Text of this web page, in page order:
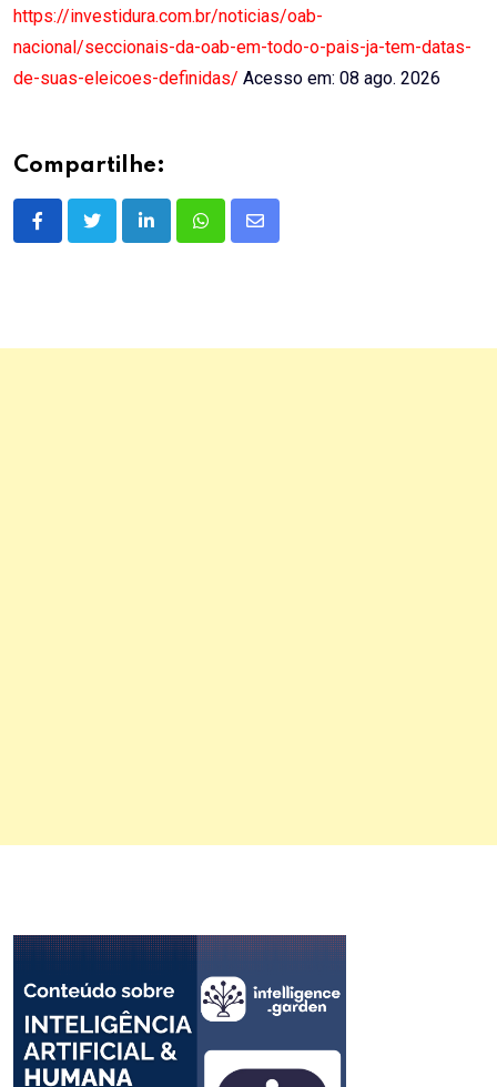
https://investidura.com.br/noticias/oab-
nacional/seccionais-da-oab-em-todo-o-pais-ja-tem-datas-
de-suas-eleicoes-definidas/ Acesso em: 08 ago. 2026
Compartilhe:
LinkedInWhatsappShare